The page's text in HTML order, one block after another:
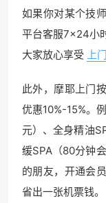
如果你对某个技
平台客服7×24小
大家放心享受 上
此外，摩耶上门
优惠10%-15%。
元）、全身精油
缓SPA（80分钟
的朋友，开通会
省出一张机票钱。